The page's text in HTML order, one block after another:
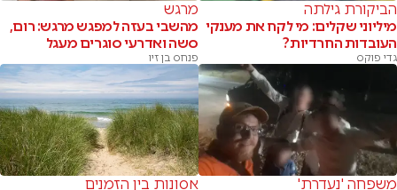
הביקורת גילתה
מיליוני שקלים: מי לקח את מענקי
העובדות החרדיות?
גדי פוקס
מרגש
מהשבי בעזה למפגש מרגש: רום,
סשה ואדרעי סוגרים מעגל
פנחס בן זיו
משפחה 'נעדרת'
אסונות בין הזמנים